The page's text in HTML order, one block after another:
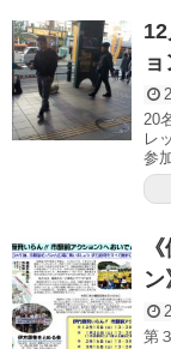
20
レ
参
第